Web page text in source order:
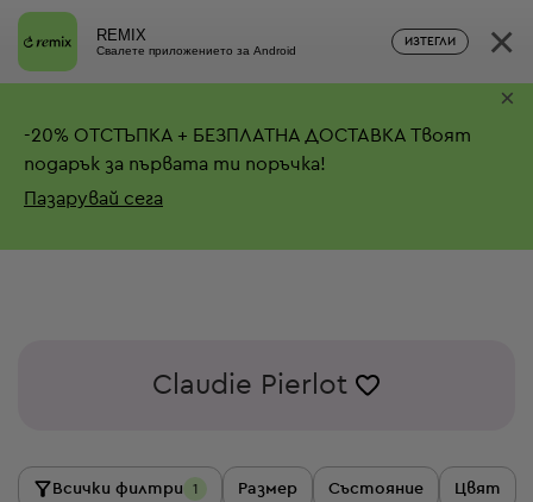
REMIX
Свалете приложението за Android
ИЗТЕГЛИ ×
-20% ОТСТЪПКА + БЕЗПЛАТНА ДОСТАВКА Твоят
подарък за първата ти поръчка!
Пазарувай сега
×
Claudie Pierlot
Всички филтри 1 Размер Състояние Цвят